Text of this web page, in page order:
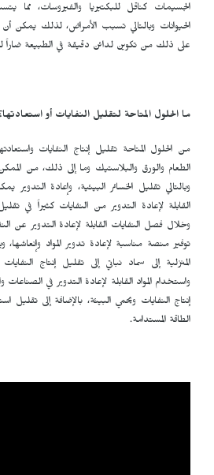
الجسيمات كناقل للبكتيريا والفيروسات، مما
الحيوانات وبالتالي تسبب الأمراض، لذلك يمكن
على ذلك من تكوين لدائن دقيقة في الطبيعة ضاراً
ما الحلول المتاحة لتقليل النفايات أو
من الحلول المتاحة تقليل إنتاج النفايات
الطعام والورق والبلاستيك وما إلى ذلك، من
وبالتالي تقليل الخسائر البيئية، وإعادة التدوير
القابلة لإعادة التدوير من النفايات كثيراً في
وخلال فصل النفايات القابلة لإعادة التدوير عن
توفير منصة مناسبة لإعادة تدوير المواد
المنزلية إلى سماد نباتي إلى تقليل إنتاج
واستخدام المواد القابلة لإعادة التدوير في
إنتاج النفايات ويحمي البيئة، بالإضافة إلى
الطاقة المستدامة.